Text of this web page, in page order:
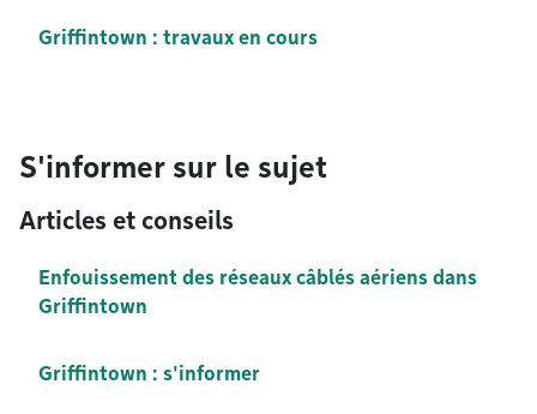
Griffintown : travaux en cours
S'informer sur le sujet
Articles et conseils
Enfouissement des réseaux câblés aériens dans
Griffintown
Griffintown : s'informer